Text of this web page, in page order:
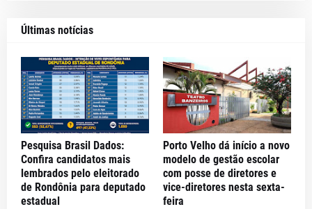
Últimas notícias
Pesquisa Brasil Dados:
Confira candidatos mais
lembrados pelo eleitorado
de Rondônia para deputado
estadual
Porto Velho dá início a novo
modelo de gestão escolar
com posse de diretores e
vice-diretores nesta sexta-
feira